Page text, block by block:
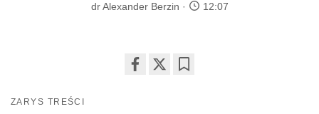
dr Alexander Berzin 12:07
ZARYS TREŚCI